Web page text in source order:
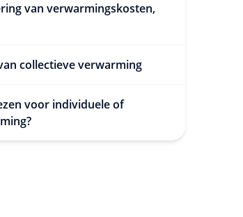
van verwarmingskosten,
collectieve verwarming
voor individuele of